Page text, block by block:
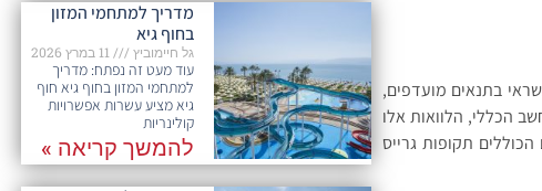
בתנאים מועדפים,
הכללי, הלוואות אלו
תקופות גרייס
מדריך למתחמי המזון
בחוף גיא
גל חיימוביץ
עוד מעט זה נפתח: מדריך
למתחמי המזון בחוף גיא חוף
גיא מציע עשרות אפשרויות
קולינריות
להמשך קריאה »